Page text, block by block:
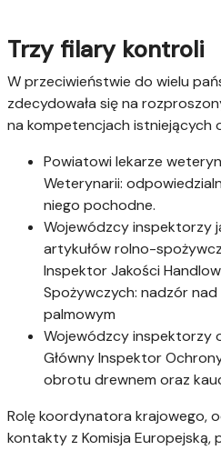
Trzy filary kontroli
W przeciwieństwie do wielu
zdecydowała się na
na kompetencjach istniejących
Powiatowi lekarze
Weterynarii:
niego pochodne.
Wojewódzcy inspektorzy
artykułów rolno-
Inspektor Jakości
Spożywczych: nadzór nad
palmowym
Wojewódzcy inspektorzy
Główny Inspektor
obrotu drewnem oraz
Rolę koordynatora krajowego,
kontakty z Komisja Europejską,